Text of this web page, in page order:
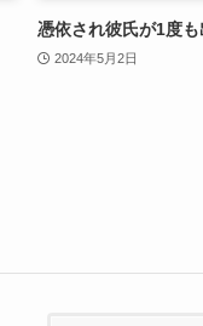
憑依され彼氏が1度
2024年5月2日